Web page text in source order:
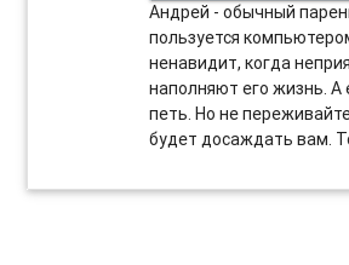
Андрей - обычный
пользуется
ненавидит, когда
наполняют его жизнь.
петь. Но не
будет досаждать вам.